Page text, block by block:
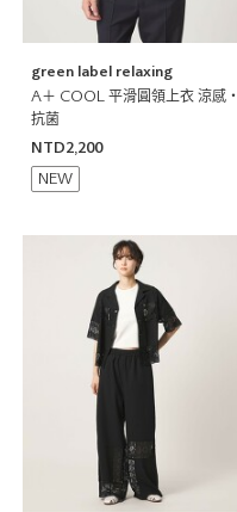
green label relaxing
A＋ COOL 平滑圓領上衣 涼感・
抗菌
NTD2,200
NEW